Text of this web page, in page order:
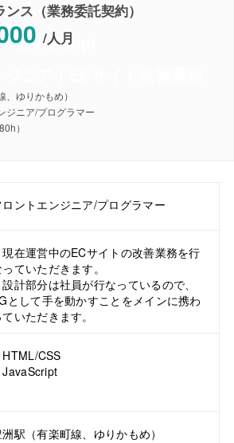
JavaScript
ニア｜ECサイト改善業務
ス（業務委託契約）
/人月
ゆりかもめ）
ジニア/プログラマー
）
ロントエンジニア/プログラマー
現在運営中のECサイトの改善業務を行
ていただきます。
設計部分は社員が行なっているので、
として手を動かすことをメインに携わ
ていただきます。
HTML/CSS
JavaScript
洲駅（有楽町線、ゆりかもめ）